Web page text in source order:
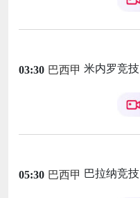
03:30 巴西甲 米内罗竞技
05:30 巴西甲 巴拉纳竞技